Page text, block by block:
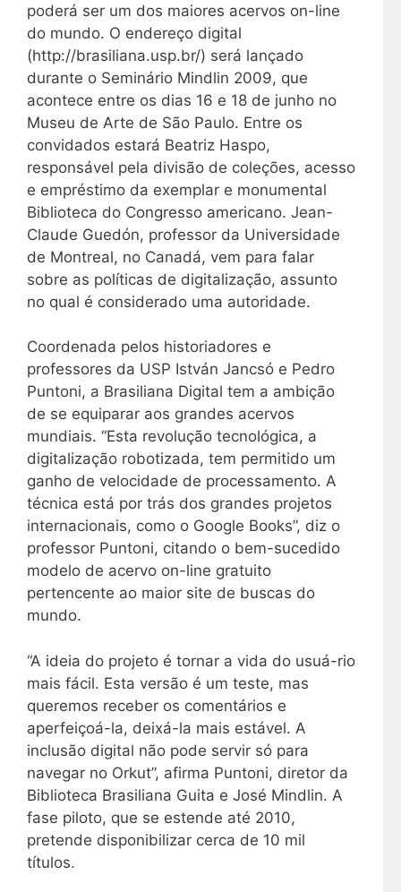
poderá ser um dos maiores acervos on-line
do mundo. O endereço digital
(http://brasiliana.usp.br/) será lançado
durante o Seminário Mindlin 2009, que
acontece entre os dias 16 e 18 de junho no
Museu de Arte de São Paulo. Entre os
convidados estará Beatriz Haspo,
responsável pela divisão de coleções, acesso
e empréstimo da exemplar e monumental
Biblioteca do Congresso americano. Jean-
Claude Guedón, professor da Universidade
de Montreal, no Canadá, vem para falar
sobre as políticas de digitalização, assunto
no qual é considerado uma autoridade.
Coordenada pelos historiadores e
professores da USP István Jancsó e Pedro
Puntoni, a Brasiliana Digital tem a ambição
de se equiparar aos grandes acervos
mundiais. “Esta revolução tecnológica, a
digitalização robotizada, tem permitido um
ganho de velocidade de processamento. A
técnica está por trás dos grandes projetos
internacionais, como o Google Books”, diz o
professor Puntoni, citando o bem-sucedido
modelo de acervo on-line gratuito
pertencente ao maior site de buscas do
mundo.
“A ideia do projeto é tornar a vida do usuá-rio
mais fácil. Esta versão é um teste, mas
queremos receber os comentários e
aperfeiçoá-la, deixá-la mais estável. A
inclusão digital não pode servir só para
navegar no Orkut”, afirma Puntoni, diretor da
Biblioteca Brasiliana Guita e José Mindlin. A
fase piloto, que se estende até 2010,
pretende disponibilizar cerca de 10 mil
títulos.